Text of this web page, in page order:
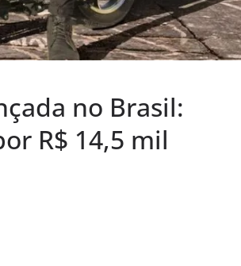
no Brasil:
R$ 14,5 mil